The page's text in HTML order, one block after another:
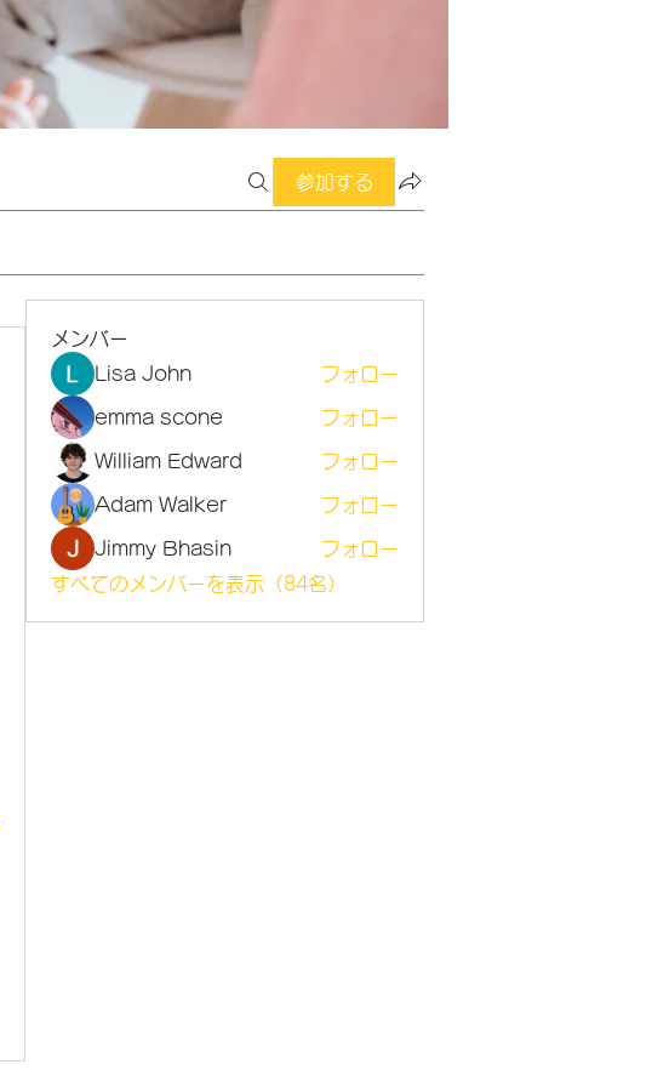
参加する
メンバー
Lisa John
フォロー
emma scone フォロー
William Edward フォロー
Adam Walker フォロー
Jimmy Bhasin
フォロー
すべてのメンバーを表示（84名）